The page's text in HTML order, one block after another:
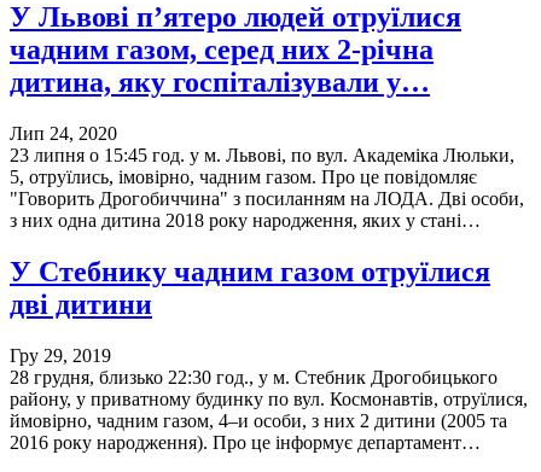
У Львові п’ятеро людей отруїлися
чадним газом, серед них 2-річна
дитина, яку госпіталізували у…
Лип 24, 2020
23 липня о 15:45 год. у м. Львові, по вул. Академіка Люльки,
5, отруїлись, імовірно, чадним газом. Про це повідомляє
"Говорить Дрогобиччина" з посиланням на ЛОДА. Дві особи,
з них одна дитина 2018 року народження, яких у стані…
У Стебнику чадним газом отруїлися
дві дитини
Гру 29, 2019
28 грудня, близько 22:30 год., у м. Стебник Дрогобицького
району, у приватному будинку по вул. Космонавтів, отруїлися,
ймовірно, чадним газом, 4–и особи, з них 2 дитини (2005 та
2016 року народження). Про це інформує департамент…